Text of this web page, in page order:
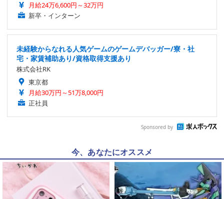
月給24万6,600円～32万円
新卒・インターン
未経験からなれる人気ゲームのゲームデバッガー/寮・社
宅・家賃補助あり/資格取得支援あり
株式会社RK
東京都
月給30万円～51万8,000円
正社員
Sponsored by
今、あなたにオススメ